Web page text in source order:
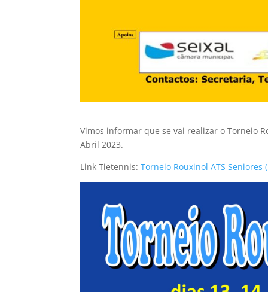
Vimos informar que se vai realizar o Torneio
Abril 2023.
Link Tietennis:Torneio Rouxinol ATS Seniores